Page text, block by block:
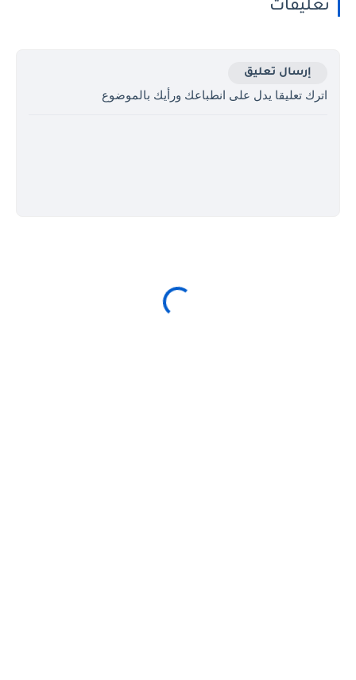
تعليقات
إرسال تعليق
اترك تعليقا يدل على انطباعك ورأيك بالموضوع